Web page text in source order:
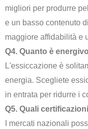
migliori per produrre
e un basso contenuto
maggiore affidabilità e
Q4. Quanto è
L'essiccazione è
energia. Scegliete
in entrata per ridurre i
Q5. Quali
I mercati nazionali